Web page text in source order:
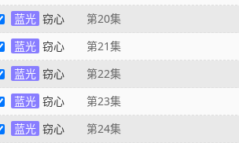
蓝光 窃心 第20集
蓝光 窃心 第21集
蓝光 窃心 第22集
蓝光 窃心 第23集
蓝光 窃心 第24集